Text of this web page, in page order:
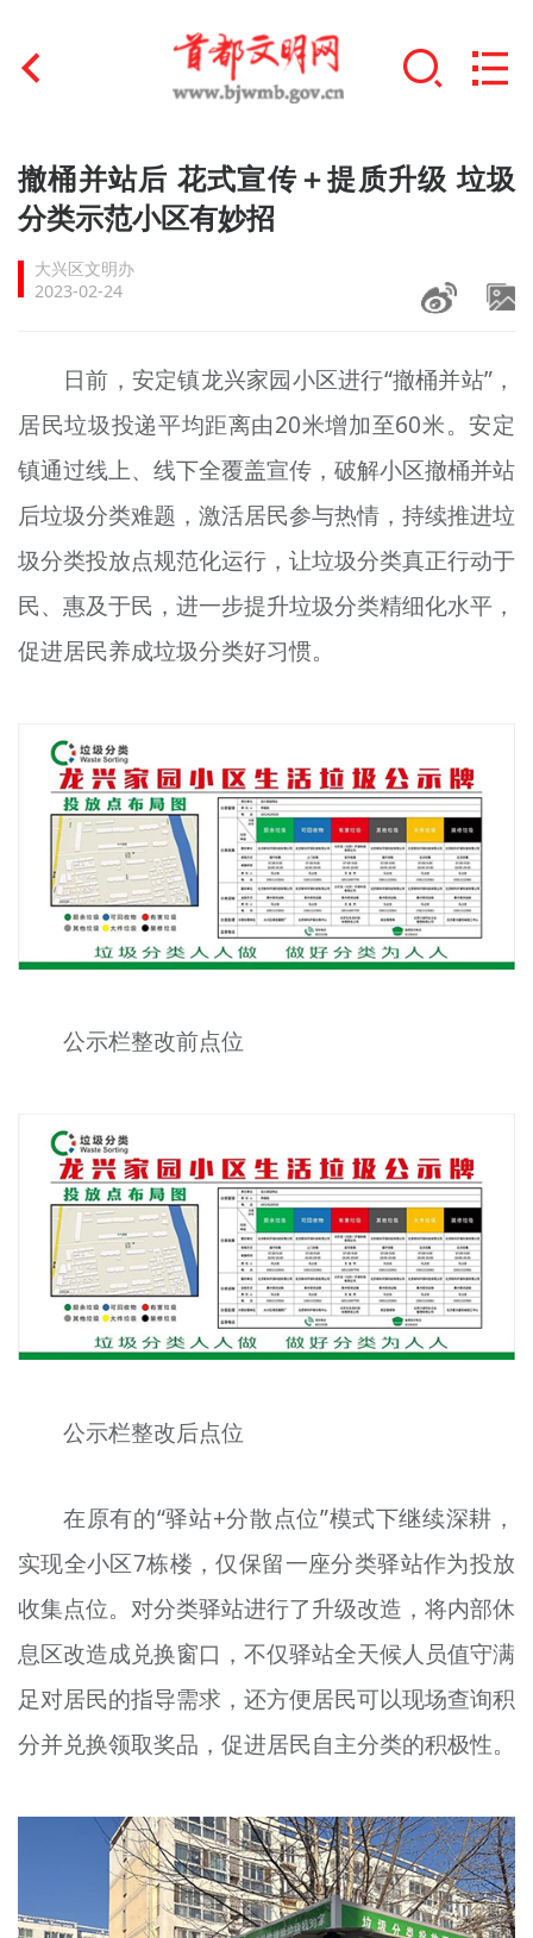
首页
文明创建
文明实践
未成年人思想道德建设
榜样人物
+
身边好人
文明评论
北京宣传文化引导基金
专题
资料库
+
撤桶并站后 花式宣传＋提质升级 垃圾
分类示范小区有妙招
大兴区文明办
2023-02-24
日前，安定镇龙兴家园小区进行“撤桶并站”，
居民垃圾投递平均距离由20米增加至60米。安定
镇通过线上、线下全覆盖宣传，破解小区撤桶并站
后垃圾分类难题，激活居民参与热情，持续推进垃
圾分类投放点规范化运行，让垃圾分类真正行动于
民、惠及于民，进一步提升垃圾分类精细化水平，
促进居民养成垃圾分类好习惯。
公示栏整改前点位
公示栏整改后点位
在原有的“驿站+分散点位”模式下继续深耕，
实现全小区7栋楼，仅保留一座分类驿站作为投放
收集点位。对分类驿站进行了升级改造，将内部休
息区改造成兑换窗口，不仅驿站全天候人员值守满
足对居民的指导需求，还方便居民可以现场查询积
分并兑换领取奖品，促进居民自主分类的积极性。